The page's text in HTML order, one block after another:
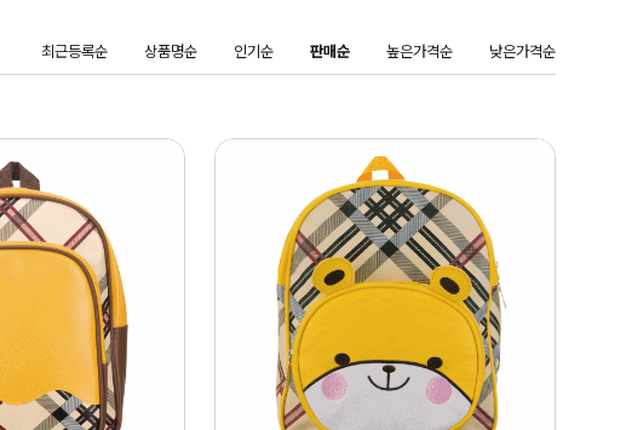
최근등록순 상품명순 인기순 판매순 높은가격순 낮은가격순